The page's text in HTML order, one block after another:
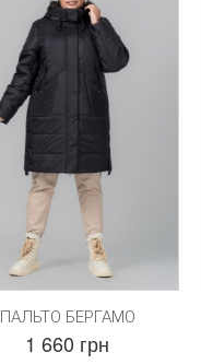
ПАЛЬТО БЕРГАМО
1 660 грн